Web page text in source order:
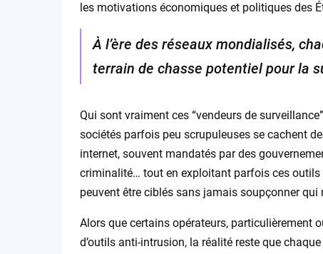
les motivations économiques et politiques des
À l’ère des réseaux mondialisés,
terrain de chasse potentiel pour la
Qui sont vraiment ces “vendeurs de
sociétés parfois peu scrupuleuses se cachent
internet, souvent mandatés par des
criminalité… tout en exploitant parfois ces
peuvent être ciblés sans jamais soupçonner
Alors que certains opérateurs, particulièrement
d’outils anti-intrusion, la réalité reste que